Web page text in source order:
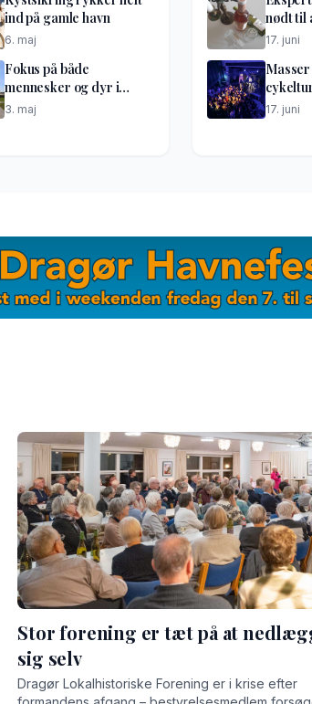
ind på gamle havn
6. maj
Fokus på både
mennesker og dyr i
optakt til lufthavnsdiget
3. maj
nødt til
17. juni
til festen
17. juni
Stor forening er tæt på at
sig selv
Drag­ør Lokalhistoriske Forening er i krise efter